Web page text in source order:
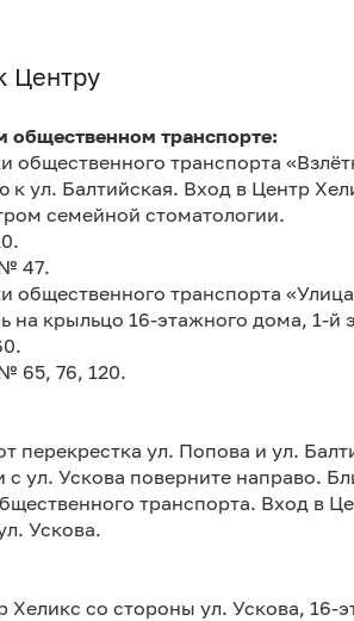
Центру
общественном транспорте:
общественного транспорта
к ул. Балтийская. Вход в Центр
семейной стоматологии.
47.
общественного транспорта
на крыльцо 16-этажного дома, 1-й
65, 76, 120.
перекрестка ул. Попова и ул.
с ул. Ускова поверните направо.
транспорта. Вход в
Ускова.
Хеликс со стороны ул. Ускова,